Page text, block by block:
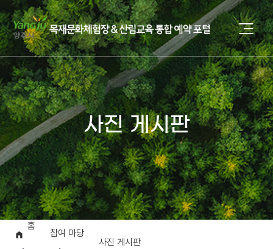
사진 게시판
홈
참여 마당
사진 게시판